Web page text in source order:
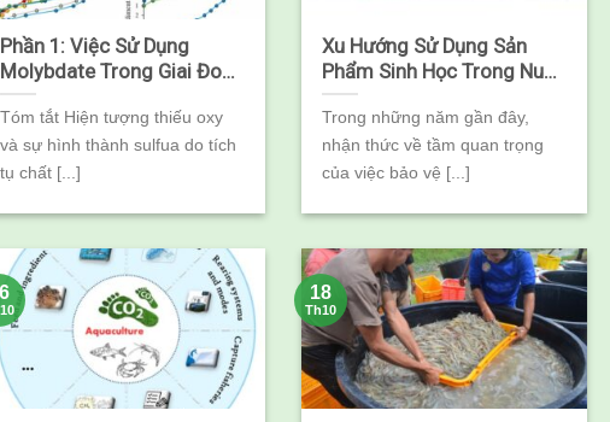
Phần 1: Việc Sử Dụng
Molybdate Trong Giai Đoạn
Đầu Phát Triển Của Tôm
Có Tác Dụng Ức Chế Sự
Hình Thành Sunfua Ở Đáy
Ao Tôm
Tóm tắt Hiện tượng thiếu oxy
và sự hình thành sulfua do tích
tụ chất [...]
Xu Hướng Sử Dụng Sản
Phẩm Sinh Học Trong Nuôi
Trồng Thủy Sản – Bước
Tiến Mới Cho Ngành Nông
Nghiệp
Trong những năm gần đây,
nhận thức về tầm quan trọng
của việc bảo vệ [...]
18
Th10